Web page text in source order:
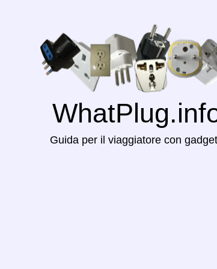
Guida per il viaggiatore con